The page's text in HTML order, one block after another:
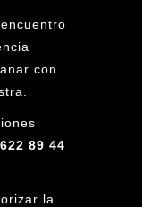
con
89 44
la